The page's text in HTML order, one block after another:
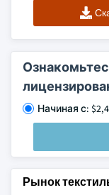
Начиная с:
Рынок